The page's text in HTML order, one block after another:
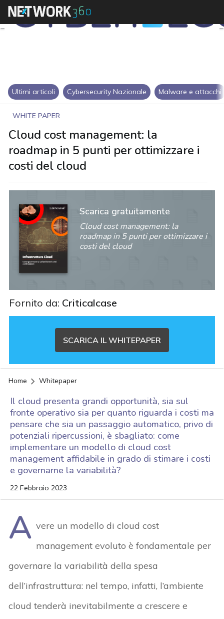
Ultimi articoli Cybersecurity Nazionale Malware e attacchi
WHITE PAPER
Cloud cost management: la
roadmap in 5 punti per ottimizzare i
costi del cloud
Scarica gratuitamente
Cloud cost management: la
roadmap in 5 punti per ottimizzare i
costi del cloud
Fornito da: Criticalcase
SCARICA IL WHITEPAPER
Home Whitepaper
Il cloud presenta grandi opportunità, sia sul
fronte operativo sia per quanto riguarda i costi ma
pensare che sia un passaggio automatico, privo di
potenziali ripercussioni, è sbagliato: come
implementare un modello di cloud cost
management affidabile in grado di stimare i costi
e governarne la variabilità?
22 Febbraio 2023
A vere un modello di cloud cost
management evoluto è fondamentale per
governare la variabilità della spesa
dell’infrastruttura: nel tempo, infatti, l’ambiente
cloud tenderà inevitabilmente a crescere e